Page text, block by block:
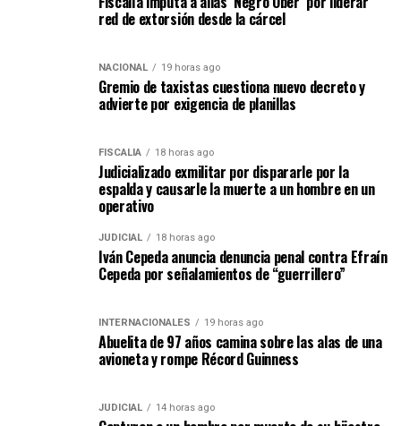
red de extorsión desde la cárcel
NACIONAL 19 horas ago
Gremio de taxistas cuestiona nuevo decreto y
advierte por exigencia de planillas
FISCALÍA 18 horas ago
Judicializado exmilitar por dispararle por la
espalda y causarle la muerte a un hombre en un
operativo
JUDICIAL 18 horas ago
Iván Cepeda anuncia denuncia penal contra Efraín
Cepeda por señalamientos de “guerrillero”
INTERNACIONALES 19 horas ago
Abuelita de 97 años camina sobre las alas de una
avioneta y rompe Récord Guinness
JUDICIAL 14 horas ago